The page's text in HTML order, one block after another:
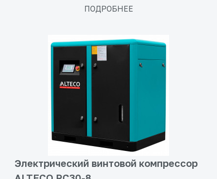
ПОДРОБНЕЕ
Электрический винтовой компрессор